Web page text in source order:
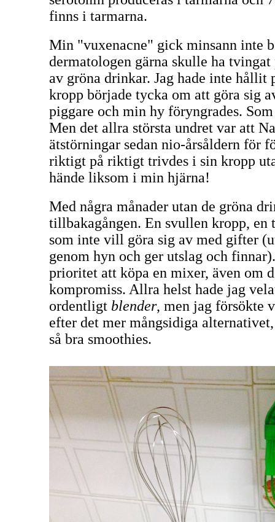
finns i tarmarna.
Min "vuxenacne" gick minsann inte
dermatologen gärna skulle ha
av gröna drinkar. Jag hade inte hållit
kropp började tycka om att göra sig
piggare och min hy föryngrades.
Men det allra största undret var att
ätstörningar sedan nio-årsåldern för
riktigt på riktigt trivdes i sin kropp
hände liksom i min hjärna!
Med några månader utan de gröna
tillbakagången. En svullen kropp, en
som inte vill göra sig av med gifter
genom hyn och ger utslag och
prioritet att köpa en mixer, även om
kompromiss. Allra helst hade jag
ordentligt blender, men jag försökte
efter det mer mångsidiga
så bra smoothies.